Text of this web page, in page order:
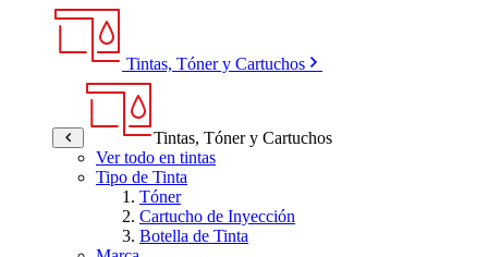
Tintas, Tóner y Cartuchos
Tintas, Tóner y Cartuchos
Ver todo en tintas
Tipo de Tinta
Tóner
Cartucho de Inyección
Botella de Tinta